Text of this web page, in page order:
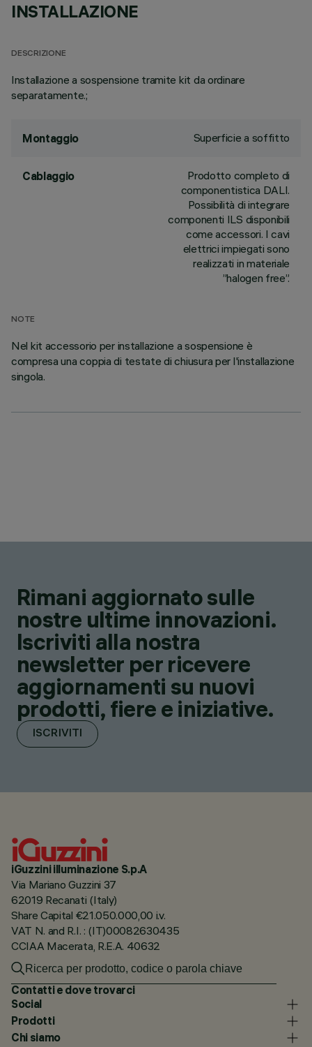
INSTALLAZIONE
DESCRIZIONE
Installazione a sospensione tramite kit da ordinare
separatamente.;
Montaggio Superficie a soffitto
Cablaggio
Prodotto completo di
componentistica DALI.
Possibilità di integrare
componenti ILS disponibili
come accessori. I cavi
elettrici impiegati sono
realizzati in materiale
”halogen free”.
NOTE
Nel kit accessorio per installazione a sospensione è
compresa una coppia di testate di chiusura per l'installazione
singola.
Rimani aggiornato sulle
nostre ultime innovazioni.
Iscriviti alla nostra
newsletter per ricevere
aggiornamenti su nuovi
prodotti, fiere e iniziative.
ISCRIVITI
iGuzzini illuminazione S.p.A
Via Mariano Guzzini 37
62019 Recanati (Italy)
Share Capital €21.050.000,00 i.v.
VAT N. and R.I. : (IT)00082630435
CCIAA Macerata, R.E.A. 40632
Contatti e dove trovarci
Social
Prodotti
Chi siamo